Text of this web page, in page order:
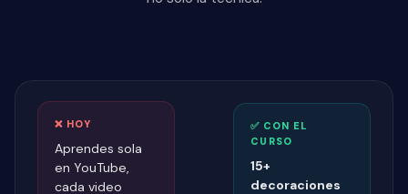
❌ HOY
Aprendes sola
en YouTube,
cada video
✅ CON EL
CURSO
15+
decoraciones